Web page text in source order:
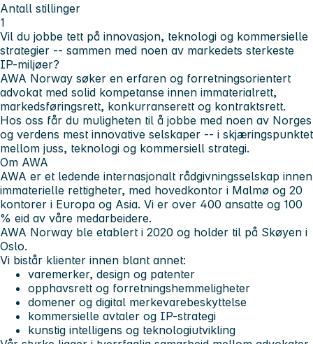
Antall stillinger
1
Vil du jobbe tett på innovasjon, teknologi og kommersielle
strategier -- sammen med noen av markedets sterkeste
IP-miljøer?
AWA Norway søker en erfaren og forretningsorientert
advokat med solid kompetanse innen immaterialrett,
markedsføringsrett, konkurranserett og kontraktsrett.
Hos oss får du muligheten til å jobbe med noen av Norges
og verdens mest innovative selskaper -- i skjæringspunktet
mellom juss, teknologi og kommersiell strategi.
Om AWA
AWA er et ledende internasjonalt rådgivningsselskap innen
immaterielle rettigheter, med hovedkontor i Malmø og 20
kontorer i Europa og Asia. Vi er over 400 ansatte og 100
% eid av våre medarbeidere.
AWA Norway ble etablert i 2020 og holder til på Skøyen i
Oslo.
Vi bistår klienter innen blant annet:
varemerker, design og patenter
opphavsrett og forretningshemmeligheter
domener og digital merkevarebeskyttelse
kommersielle avtaler og IP-strategi
kunstig intelligens og teknologiutvikling